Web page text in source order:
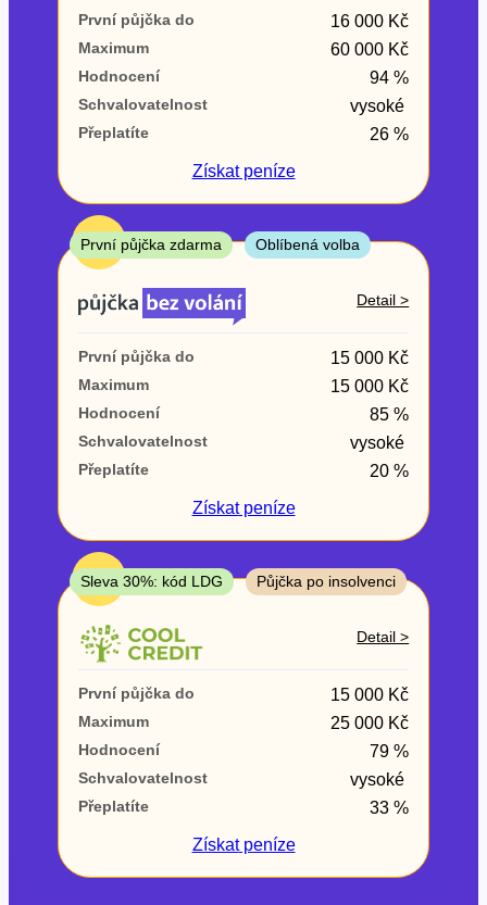
První půjčka zdarma
–
ano
ne
Ve zkušebce
ano
ne
V exekuci
ne
Po insolvenci
ano
V hotovosti
ano
ne
První půjčka do 16 000 Kč
Maximum 60 000 Kč
Hodnocení 94 %
Schvalovatelnost vysoké
Přeplatíte
26 %
Získatpeníze
TOP
První půjčka zdarma Oblíbená volba
Detail >
První půjčka do 15 000 Kč
Maximum 15 000 Kč
Hodnocení 85 %
Schvalovatelnost vysoké
Přeplatíte
20 %
Získatpeníze
TOP
Sleva 30%: kód LDG Půjčka po insolvenci
Detail >
První půjčka do 15 000 Kč
Maximum 25 000 Kč
Hodnocení 79 %
Schvalovatelnost vysoké
Přeplatíte
33 %
Získatpeníze